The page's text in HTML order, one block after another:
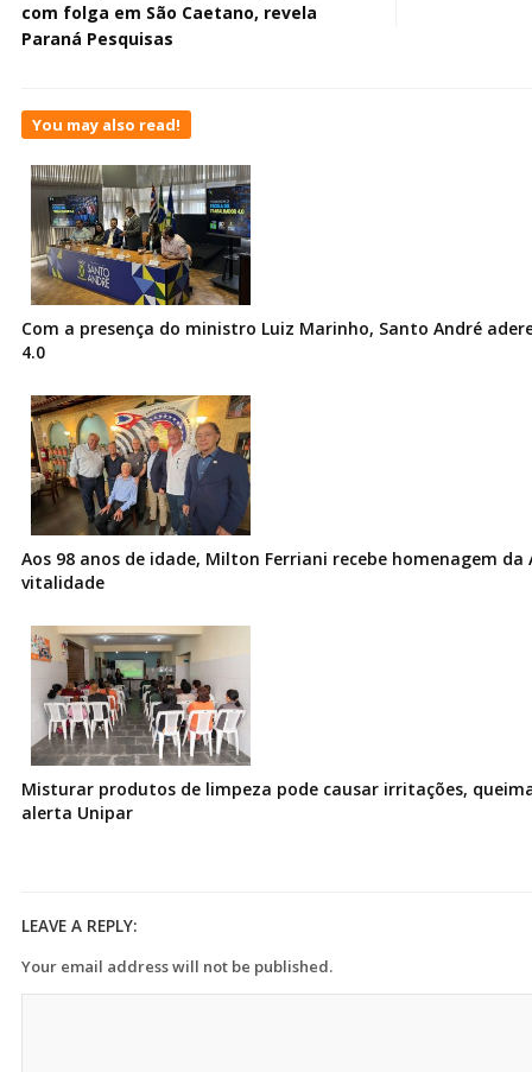
com folga em São Caetano, revela
Paraná Pesquisas
You may also read!
Com a presença do ministro Luiz Marinho, Santo André
4.0
Aos 98 anos de idade, Milton Ferriani recebe homenagem da
vitalidade
Misturar produtos de limpeza pode causar irritações,
alerta Unipar
LEAVE A REPLY:
Your email address will not be published.